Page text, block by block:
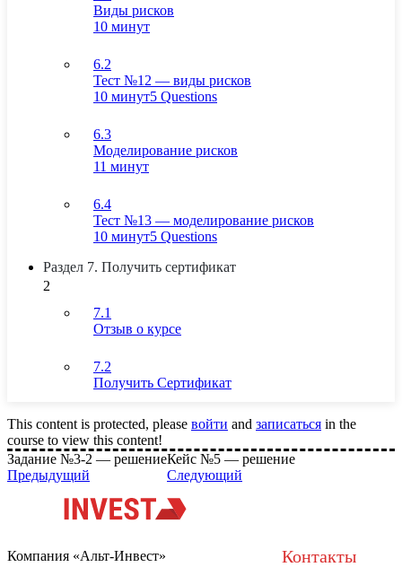
Виды рисков
10 минут
6.2
Тест №12 — виды рисков
10 минут5 Questions
6.3
Моделирование рисков
11 минут
6.4
Тест №13 — моделирование рисков
10 минут5 Questions
Раздел 7. Получить сертификат
2
7.1
Отзыв о курсе
7.2
Получить Сертификат
This content is protected, please войти and записаться in the
course to view this content!
Задание №3-2 — решение
Предыдущий
Кейс №5 — решение
Следующий
Компания «Альт-Инвест»
Контакты